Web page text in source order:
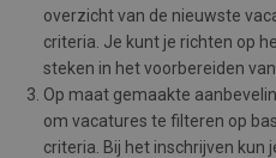
overzicht van de nieuwste
criteria. Je kunt je richten op
steken in het voorbereiden
Op maat gemaakte
om vacatures te filteren op
criteria. Bij het inschrijven kun